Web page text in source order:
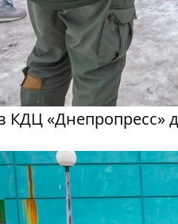
КДЦ «Днепропресс»